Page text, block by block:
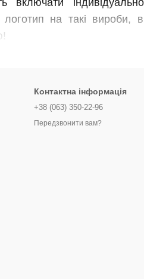
включати
на такі вироби,
Контактна інформація
+38 (063) 350-22-96
Передзвонити вам?